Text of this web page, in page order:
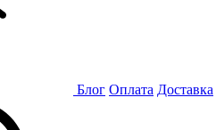
Блог Оплата Доставка